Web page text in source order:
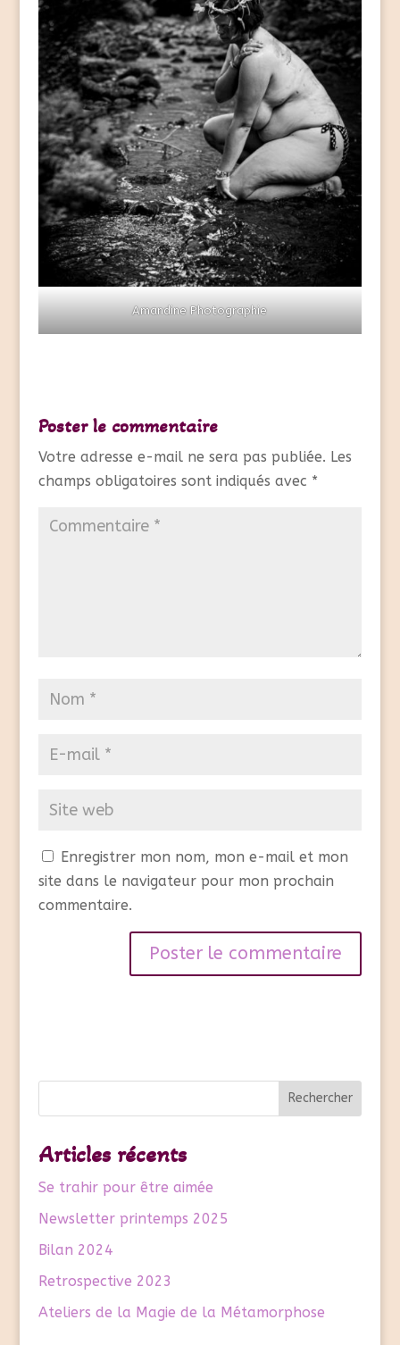
Amandine Photographie
Poster le commentaire
Votre adresse e-mail ne sera pas publiée. Les
champs obligatoires sont indiqués avec *
Enregistrer mon nom, mon e-mail et mon
site dans le navigateur pour mon prochain
commentaire.
r
t
i
e
:
Rechercher
Articles récents
Se trahir pour être aimée
Newsletter printemps 2025
Bilan 2024
Retrospective 2023
Ateliers de la Magie de la Métamorphose